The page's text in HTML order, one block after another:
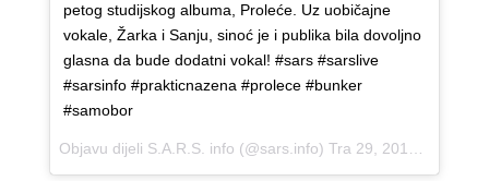
petog studijskog albuma, Proleće. Uz uobičajne
vokale, Žarka i Sanju, sinoć je i publika bila dovoljno
glasna da bude dodatni vokal! #sars #sarslive
#sarsinfo #prakticnazena #prolece #bunker
#samobor
Objavu dijeli S.A.R.S. info (@sars.info) Tra 29, 2018 u 6:19 PDT